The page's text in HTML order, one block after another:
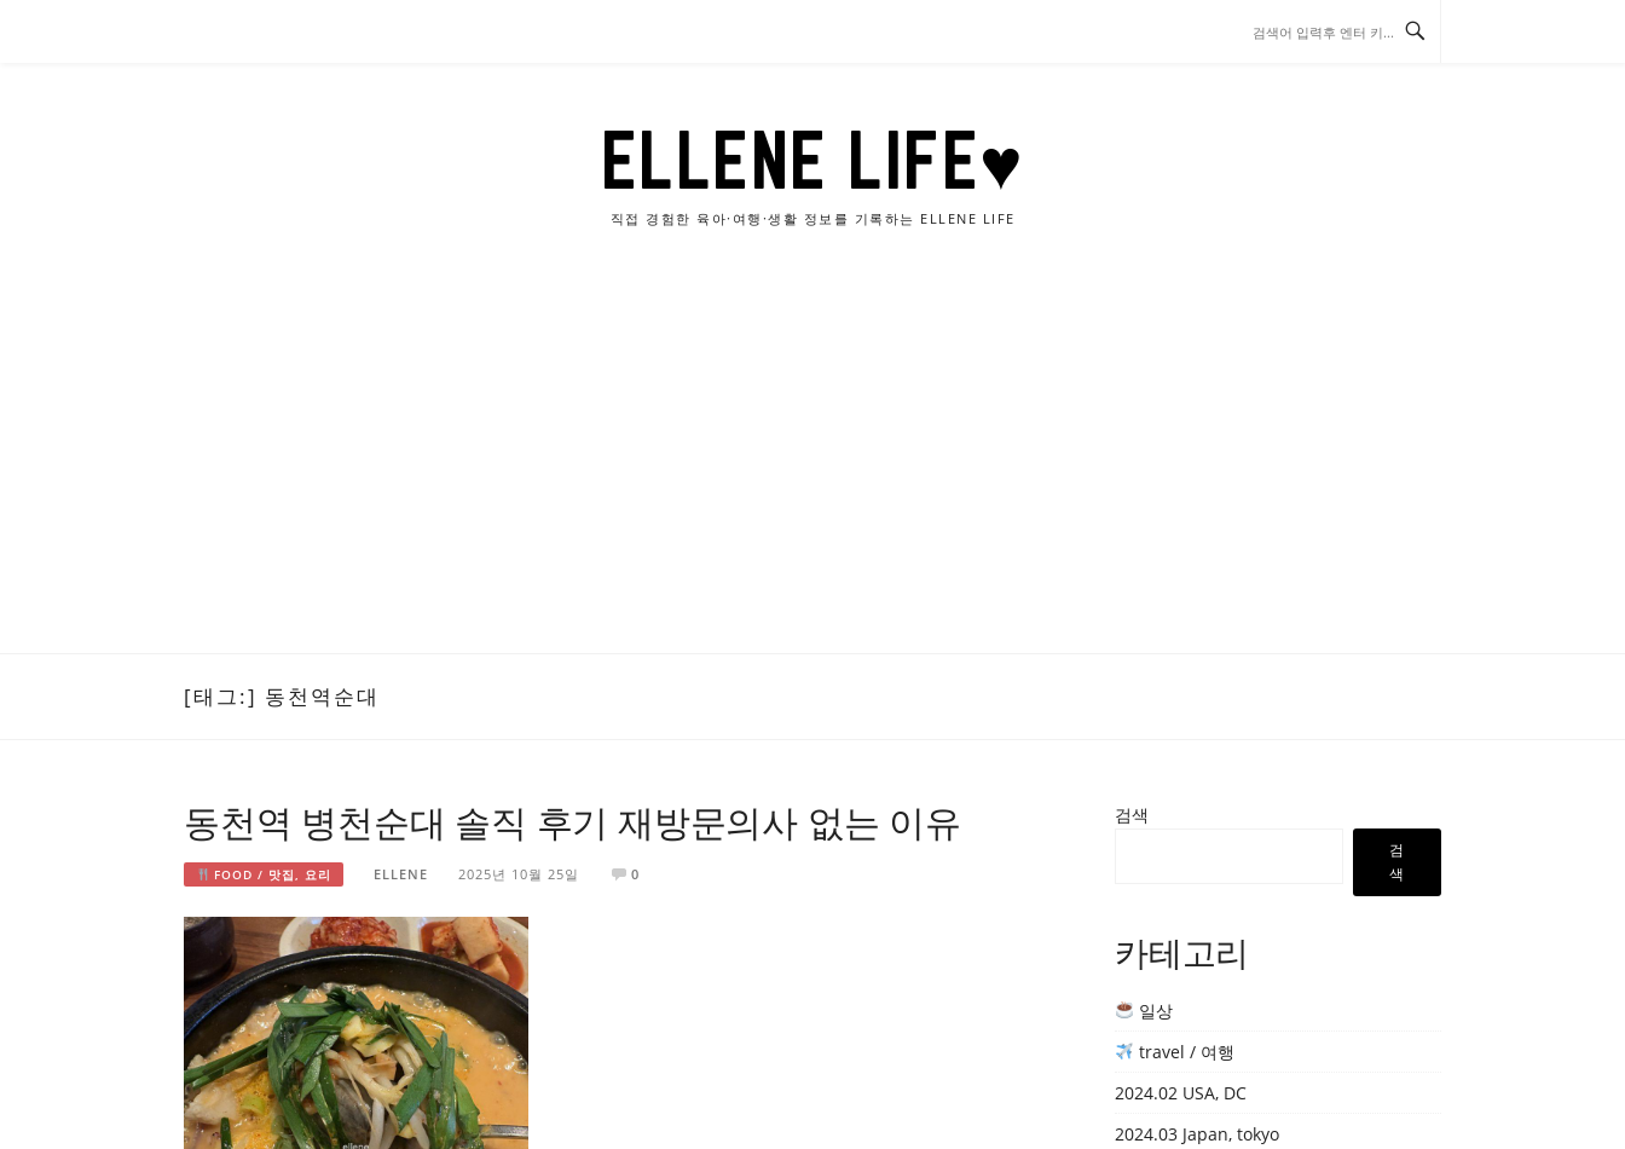
ELLENE LIFE♥
직접 경험한 육아·여행·생활 정보를 기록하는 ELLENE LIFE
[태그:] 동천역순대
동천역 병천순대 솔직 후기 재방문의사 없는 이유
FOOD / 맛집, 요리 ELLENE 2025년 10월 25일 0
검색
검
색
카테고리
일상
travel / 여행
2024.02 USA, DC
2024.03 Japan, tokyo